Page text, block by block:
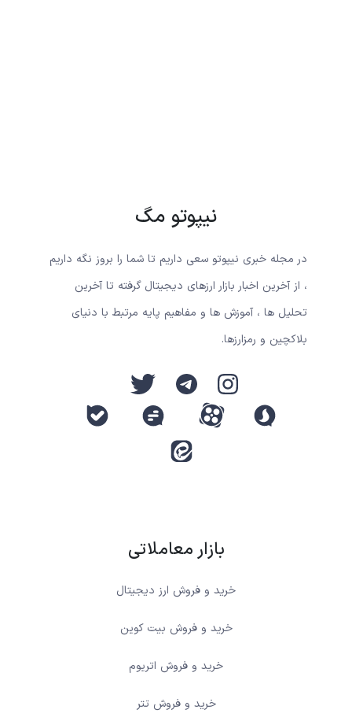
نیپوتو مگ
در مجله خبری نیپوتو سعی داریم تا شما را بروز نگه داریم
، از آخرین اخبار بازار ارزهای دیجیتال گرفته تا آخرین
تحلیل ها ، آموزش ها و مفاهیم پایه مرتبط با دنیای
بلاکچین و رمزارزها.
بازار معاملاتی
خرید و فروش ارز دیجیتال
خرید و فروش بیت کوین
خرید و فروش اتریوم
خرید و فروش تتر